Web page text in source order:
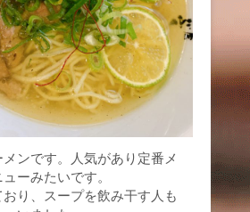
ンです。人気があり定番メ
ューみたいです。
り、スープを飲み干す人も